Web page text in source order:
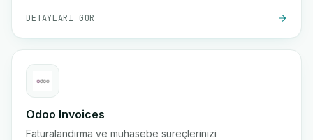
DETAYLARI GÖR
Odoo Invoices
Faturalandırma ve muhasebe süreçlerinizi